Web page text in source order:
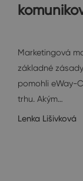
Marketingová
základné
pomohli eWay-
trhu. Akým…
Lenka Lišivková